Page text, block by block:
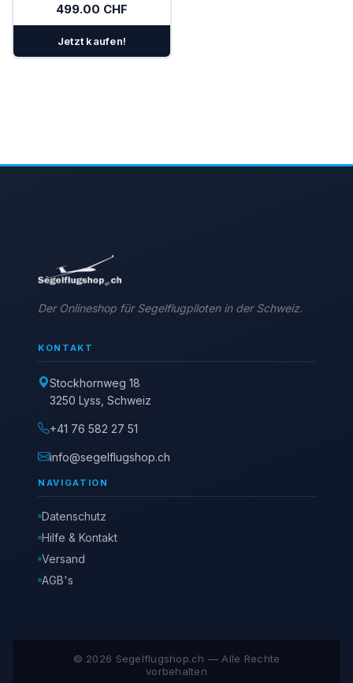
499.00 CHF
Jetzt kaufen!
Der Onlineshop für Segelflugpiloten in der Schweiz.
KONTAKT
Stockhornweg 18
3250 Lyss, Schweiz
+41 76 582 27 51
info@segelflugshop.ch
NAVIGATION
Datenschutz
Hilfe & Kontakt
Versand
AGB's
© 2026 Segelflugshop.ch — Alle Rechte
vorbehalten